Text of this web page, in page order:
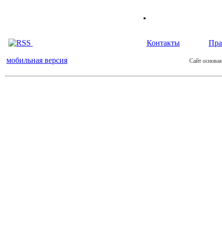
.
Контакты
мобильная версия Сайт